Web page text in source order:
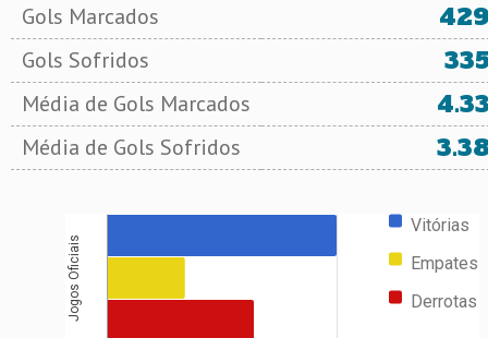
Gols Marcados
Gols Sofridos
Média de Gols Marcados
Média de Gols Sofridos
Vitórias
Empates
Derrotas
Jogos Oficiais